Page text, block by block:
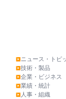
▶ニュース・トピ
▶技術・製品
▶企業・ビジネス
▶業績・統計
▶人事・組織